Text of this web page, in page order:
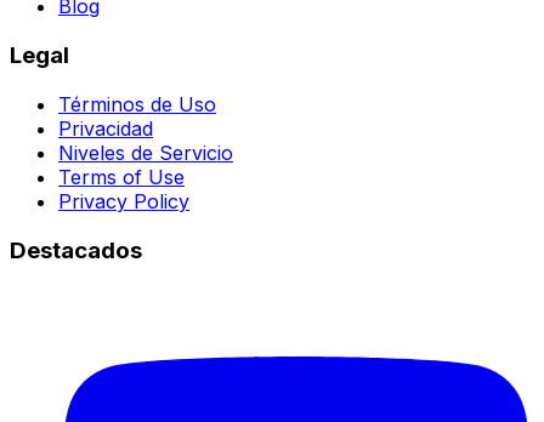
Blog
Legal
Términos de Uso
Privacidad
Niveles de Servicio
Terms of Use
Privacy Policy
Destacados